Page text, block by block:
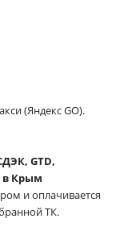
(Яндекс GO).
GTD,
в Крым
и оплачивается
ТК.